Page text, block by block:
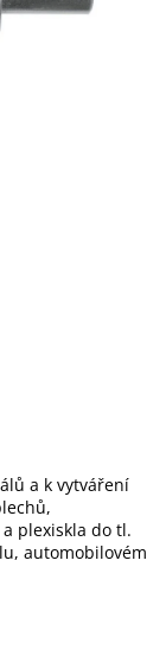
a k vytváření
plexiskla do tl.
automobilovém